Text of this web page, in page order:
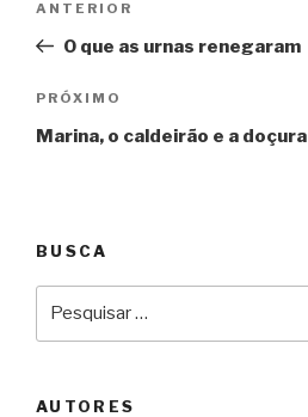
Post
Anterior
ANTERIOR
O que as urnas renegaram
Próximo
PRÓXIMO
Marina, o caldeirão e a doçura
BUSCA
AUTORES